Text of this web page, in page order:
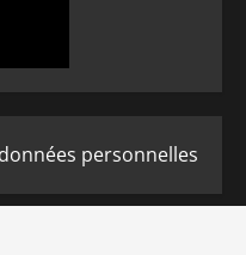
personnelles